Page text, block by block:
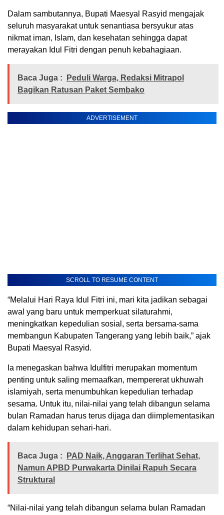
Dalam sambutannya, Bupati Maesyal Rasyid mengajak
seluruh masyarakat untuk senantiasa bersyukur atas
nikmat iman, Islam, dan kesehatan sehingga dapat
merayakan Idul Fitri dengan penuh kebahagiaan.
Baca Juga :
Peduli Warga, Redaksi Mitrapol
Bagikan Ratusan Paket Sembako
ADVERTISEMENT
SCROLL TO RESUME CONTENT
“Melalui Hari Raya Idul Fitri ini, mari kita jadikan sebagai
awal yang baru untuk memperkuat silaturahmi,
meningkatkan kepedulian sosial, serta bersama-sama
membangun Kabupaten Tangerang yang lebih baik,” ajak
Bupati Maesyal Rasyid.
Ia menegaskan bahwa Idulfitri merupakan momentum
penting untuk saling memaafkan, mempererat ukhuwah
islamiyah, serta menumbuhkan kepedulian terhadap
sesama. Untuk itu, nilai-nilai yang telah dibangun selama
bulan Ramadan harus terus dijaga dan diimplementasikan
dalam kehidupan sehari-hari.
Baca Juga :
PAD Naik, Anggaran Terlihat Sehat,
Namun APBD Purwakarta Dinilai Rapuh Secara
Struktural
“Nilai-nilai yang telah dibangun selama bulan Ramadan